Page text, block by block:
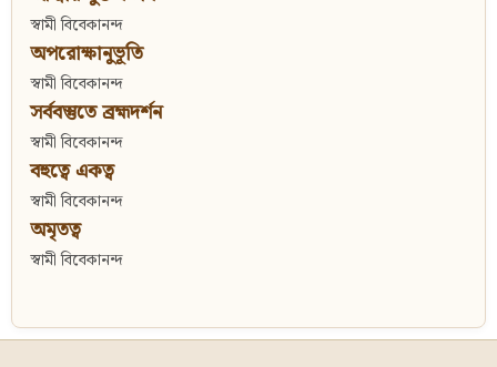
স্বামী বিবেকানন্দ
অপরোক্ষানুভূতি
স্বামী বিবেকানন্দ
সর্ববস্তুতে ব্রহ্মদর্শন
স্বামী বিবেকানন্দ
বহুত্বে একত্ব
স্বামী বিবেকানন্দ
অমৃতত্ব
স্বামী বিবেকানন্দ